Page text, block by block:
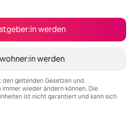
werden
werden
geltenden Gesetzen und
immer wieder ändern können. Die
ist nicht garantiert und kann sich